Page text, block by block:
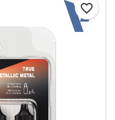
favorite_border